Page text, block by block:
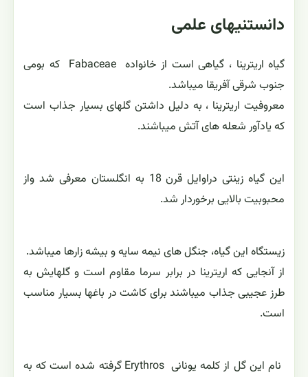
دانستنیهای علمی
گیاه اریترینا ، گیاهی است از خانواده Fabaceae که بومی
جنوب شرقی آفریقا میباشد.
معروفیت اریترینا ، به دلیل داشتن گلهای بسیار جذاب است
که یادآور شعله های آتش میباشند.
این گیاه زینتی دراوایل قرن 18 به انگلستان معرفی شد واز
محبوبیت بالایی برخوردار شد.
زیستگاه این گیاه، جنگل های نیمه سایه و بیشه زارها میباشد.
از آنجایی که اریترینا در برابر سرما مقاوم است و گلهایش به
طرز عجیبی جذاب میباشند برای کاشت در باغها بسیار مناسب
است.
نام این گل از کلمه یونانی Erythros گرفته شده است که به